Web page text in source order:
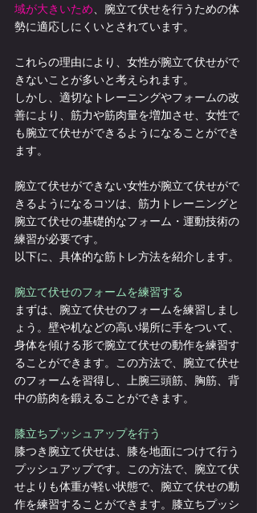
域が大きいため 、腕立て伏せを行うための体
勢に適応しにくいとされています。
これらの理由により、女性が腕立て伏せがで
きないことが多いと考えられます。
しかし、適切なトレーニングやフォームの改
善により、筋力や筋肉量を増加させ、女性で
も腕立て伏せができるようになることができ
ます。
腕立て伏せができない女性が腕立て伏せがで
きるようになるコツは、筋力トレーニングと
腕立て伏せの基礎的なフォーム・運動技術の
練習が必要です。
以下に、具体的な筋トレ方法を紹介します。
腕立て伏せのフォームを練習する
まずは、腕立て伏せのフォームを練習しまし
ょう。壁や机などの高い場所に手をついて、
身体を傾ける形で腕立て伏せの動作を練習す
ることができます。この方法で、腕立て伏せ
のフォームを習得し、上腕三頭筋、胸筋、背
中の筋肉を鍛えることができます。
膝立ちプッシュアップを行う
膝つき腕立て伏せは、膝を地面につけて行う
プッシュアップです。この方法で、腕立て伏
せよりも体重が軽い状態で、腕立て伏せの動
作を練習することができます。膝立ちプッシ